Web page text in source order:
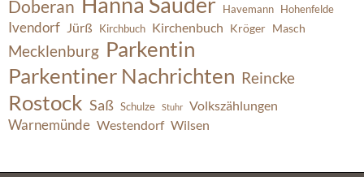
Doberan Havemann Hohenfelde
Ivendorf Jürß Kirchbuch Kirchenbuch Kröger Masch
Mecklenburg Parkentin
Parkentiner Nachrichten Reincke
Rostock Saß Schulze Stuhr Volkszählungen
Warnemünde Westendorf Wilsen